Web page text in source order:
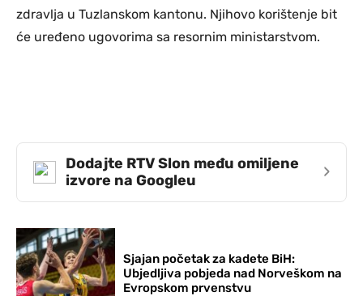
zdravlja u Tuzlanskom kantonu. Njihovo korištenje bit
će uređeno ugovorima sa resornim ministarstvom.
Dodajte RTV Slon među omiljene
izvore na Googleu
›
Sjajan početak za kadete BiH:
Ubjedljiva pobjeda nad Norveškom na
Evropskom prvenstvu